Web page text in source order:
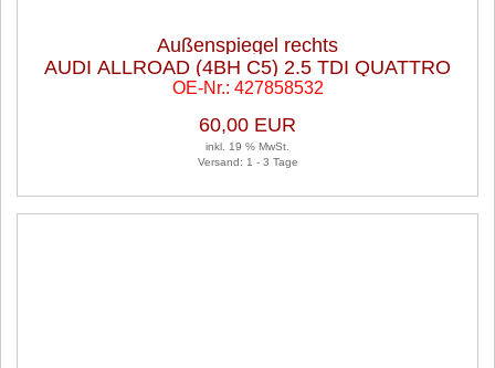
Außenspiegel rechts
AUDI ALLROAD (4BH C5) 2.5 TDI QUATTRO
OE-Nr.: 427858532
60,00 EUR
inkl. 19 % MwSt.
Versand: 1 - 3 Tage